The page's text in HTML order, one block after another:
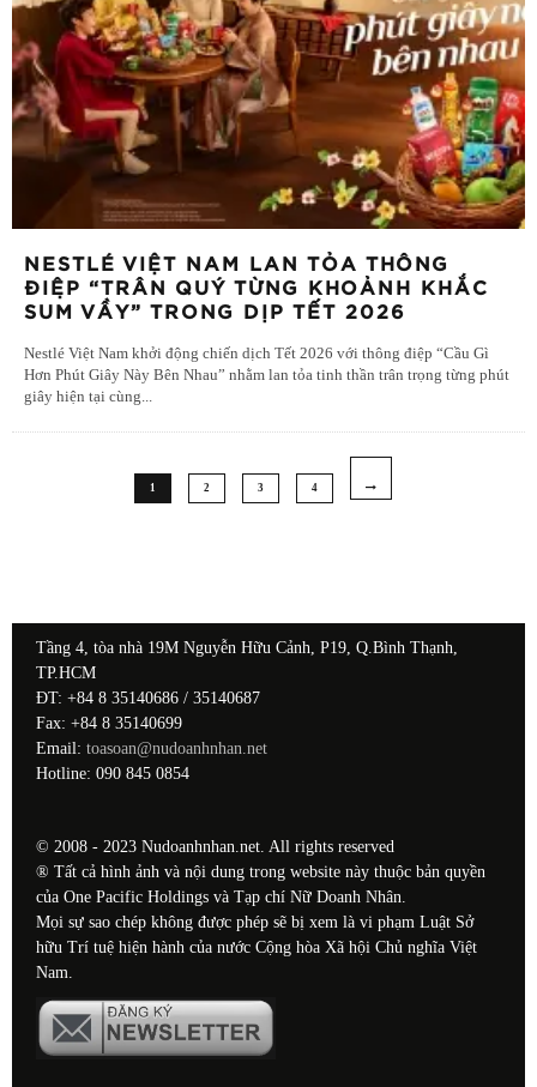
NESTLÉ VIỆT NAM LAN TỎA THÔNG
ĐIỆP “TRÂN QUÝ TỪNG KHOẢNH KHẮC
SUM VẦY” TRONG DỊP TẾT 2026
Nestlé Việt Nam khởi động chiến dịch Tết 2026 với thông điệp “Cầu Gì
Hơn Phút Giây Này Bên Nhau” nhằm lan tỏa tinh thần trân trọng từng phút
giây hiện tại cùng
1 2 3 4
Tầng 4, tòa nhà 19M Nguyễn Hữu Cảnh, P19, Q.Bình Thạnh,
TP.HCM
ĐT: +84 8 35140686 / 35140687
Fax: +84 8 35140699
Email: toasoan@nudoanhnhan.net
Hotline: 090 845 0854
© 2008 - 2023 Nudoanhnhan.net. All rights reserved
® Tất cả hình ảnh và nội dung trong website này thuộc bản quyền
của One Pacific Holdings và Tạp chí Nữ Doanh Nhân.
Mọi sự sao chép không được phép sẽ bị xem là vi phạm Luật Sở
hữu Trí tuệ hiện hành của nước Cộng hòa Xã hội Chủ nghĩa Việt
Nam.